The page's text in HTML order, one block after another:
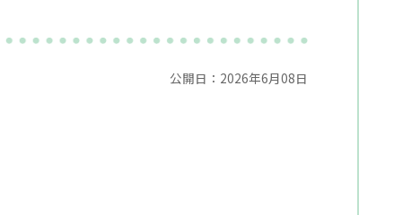
公開日：2026年6月08日